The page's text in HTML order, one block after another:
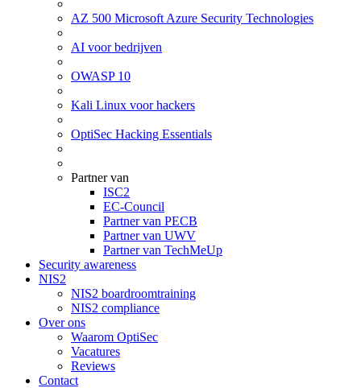
AZ 500 Microsoft Azure Security Technologies
AI voor bedrijven
OWASP 10
Kali Linux voor hackers
OptiSec Hacking Essentials
Partner van
ISC2
EC-Council
Partner van PECB
Partner van UWV
Partner van TechMeUp
Security awareness
NIS2
NIS2 boardroomtraining
NIS2 compliance
Over ons
Waarom OptiSec
Vacatures
Reviews
Contact